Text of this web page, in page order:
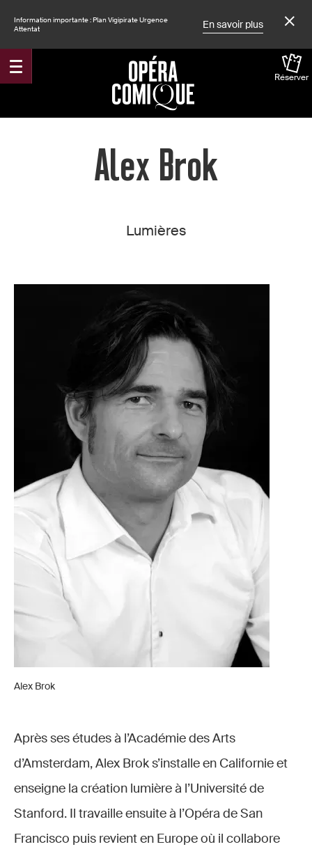
Information importante : Plan Vigipirate Urgence
Attentat
En savoir plus
Réserver
Accueil
Alex Brok
Lumières
Alex Brok
Après ses études à l’Académie des Arts
d’Amsterdam, Alex Brok s’installe en Californie et
enseigne la création lumière à l’Université de
Stanford. Il travaille ensuite à l’Opéra de San
Francisco puis revient en Europe où il collabore